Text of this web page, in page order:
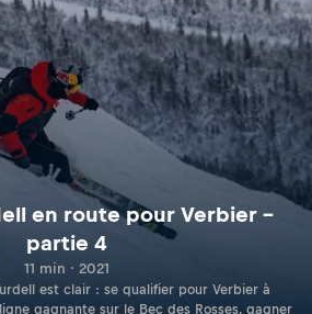
en route pour Verbier –
partie 4
11 min · 2021
est clair : se qualifier pour Verbier à
gagnante sur le Bec des Rosses, gagner